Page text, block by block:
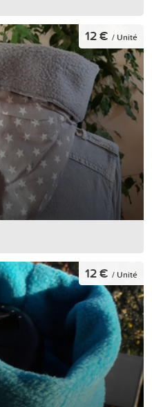
12 € / Unité
12 € / Unité